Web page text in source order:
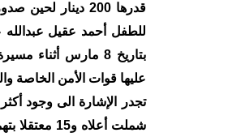
قدرها 200 دينار
بتاريخ 8 مارس
عليها قوات الأمن الخاصة